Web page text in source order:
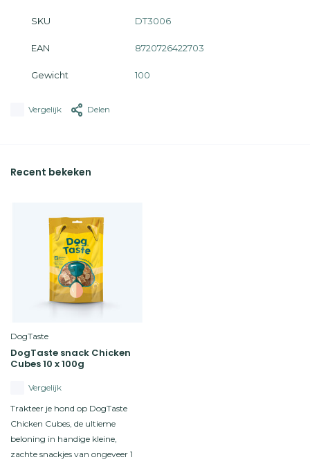
SKU DT3006
EAN 8720726422703
Gewicht 100
Vergelijk Delen
Recent bekeken
DogTaste
DogTaste snack Chicken
Cubes 10 x 100g
Vergelijk
Trakteer je hond op DogTaste
Chicken Cubes, de ultieme
beloning in handige kleine,
zachte snackjes van ongeveer 1